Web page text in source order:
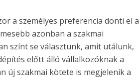
a személyes preferencia dönti el a
azonban a szakmai
színt se választunk, amit utálunk,
előtt álló vállalkozóknak a
új szakmai kötete is megjelenik a